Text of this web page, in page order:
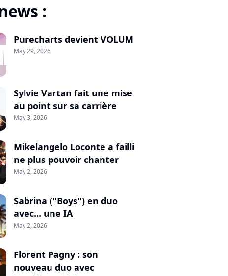
:
Purecharts devient VOLUM
May 29, 2026
Sylvie Vartan fait une mise
au point sur sa carrière
May 3, 2026
Mikelangelo Loconte a failli
ne plus pouvoir chanter
May 2, 2026
Sabrina ("Boys") en duo
avec... une IA
May 2, 2026
Florent Pagny : son
nouveau duo avec